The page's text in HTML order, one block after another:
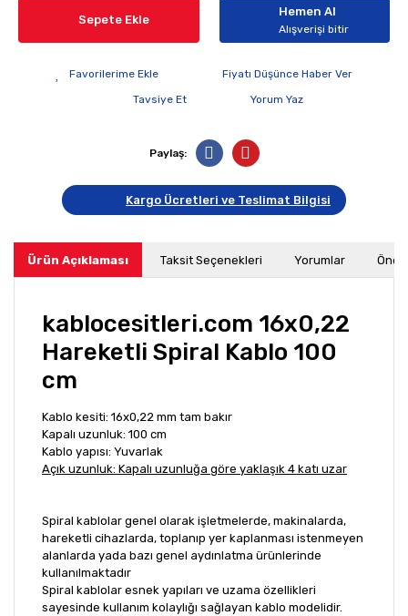
Sepete Ekle
Hemen Al
Alışverişi bitir
Fiyatı Düşünce Haber Ver
Tavsiye Et
Yorum Yaz
Paylaş:
Kargo Ücretleri ve Teslimat Bilgisi
Ürün Açıklaması Taksit Seçenekleri Yorumlar
kablocesitleri.com 16x0,22
Hareketli Spiral Kablo 100
cm
Kablo kesiti: 16x0,22 mm tam bakır
Kapalı uzunluk: 100 cm
Kablo yapısı: Yuvarlak
Açık uzunluk: Kapalı uzunluğa göre yaklaşık 4 katı uzar
Spiral kablolar genel olarak işletmelerde, makinalarda,
hareketli cihazlarda, toplanıp yer kaplanması istenmeyen
alanlarda yada bazı genel aydınlatma ürünlerinde
kullanılmaktadır
Spiral kablolar esnek yapıları ve uzama özellikleri
sayesinde kullanım kolaylığı sağlayan kablo modelidir.